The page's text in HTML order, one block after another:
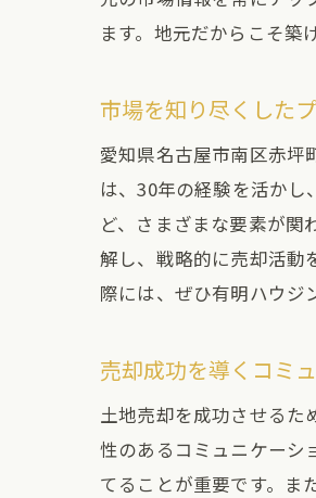
ます。地元だからこそ築
市場を知り尽くした
愛知県名古屋市南区赤坪
は、30年の経験を活か
ど、さまざまな要素が
解し、戦略的に売却活動
際には、ぜひ有明ハウジ
売却成功を導くコミ
土地売却を成功させるた
性のあるコミュニケーシ
てることが重要です。ま